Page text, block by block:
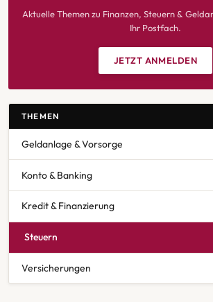
Aktuelle Themen zu Finanzen, Steuern &
Ihr Postfach.
JETZT ANMELDEN
THEMEN
Geldanlage & Vorsorge
Konto & Banking
Kredit & Finanzierung
Steuern
Versicherungen